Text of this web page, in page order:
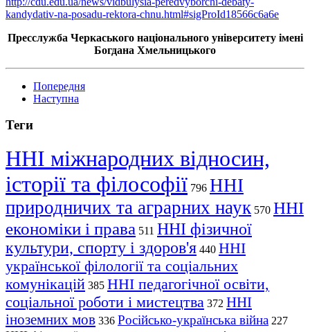
kandydativ-na-posadu-rektora-chnu.html#sigProId18566c6a6e
Пресслужба Черкаського національного університету імені
Богдана Хмельницького
Попередня
Наступна
Теги
ННІ міжнародних відносин,
історії та філософії 796 ННІ
природничих та аграрних наук 570 ННІ
економіки і права 511 ННІ фізичної
культури, спорту і здоров'я 440 ННІ
української філології та соціальних
комунікацій 385 ННІ педагогічної освіти,
соціальної роботи і мистецтва 372 ННІ
іноземних мов 336 Російсько-українська війна 227